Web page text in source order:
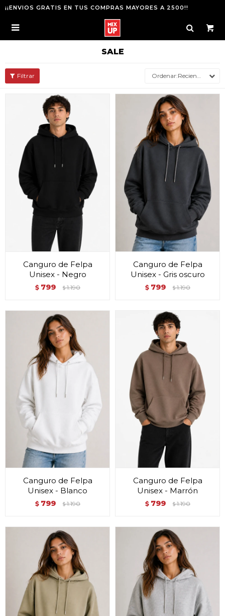
¡¡ENVIOS GRATIS EN TUS COMPRAS MAYORES A 2500!!

SALE
Recientes
Canguro de Felpa
Unisex - Negro
$ 799 $ 1.190
Canguro de Felpa
Unisex - Gris oscuro
$ 799 $ 1.190
Canguro de Felpa
Unisex - Blanco
$ 799 $ 1.190
Canguro de Felpa
Unisex - Marrón
$ 799 $ 1.190